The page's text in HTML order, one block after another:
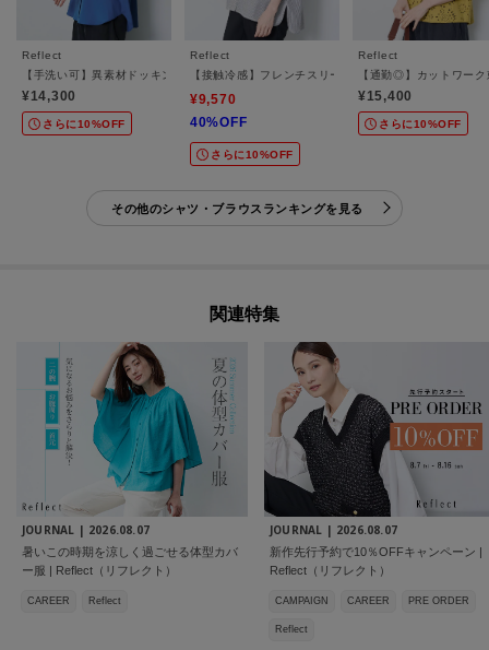
Reflect
【手洗い可】異素材ドッキングブラウス
¥14,300
さらに10%OFF
Reflect
【接触冷感】フレンチスリーブシャツブラウス
¥9,570
40%OFF
さらに10%OFF
Reflect
【通勤◎】カットワー
¥15,400
さらに10%OFF
その他のシャツ・ブラウスランキングを見る
関連特集
JOURNAL | 2026.08.07
暑いこの時期を涼しく過ごせる体型カバ
ー服 | Reflect（リフレクト）
CAREER Reflect
JOURNAL | 2026.08.07
新作先行予約で10％OFFキャンペーン |
Reflect（リフレクト）
CAMPAIGN CAREER PRE ORDER
Reflect